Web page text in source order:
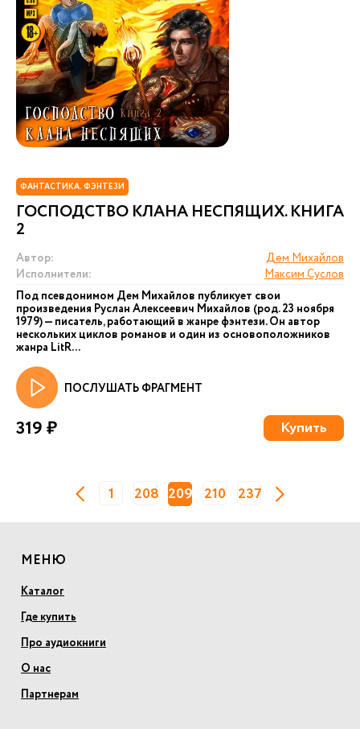
ФАНТАСТИКА. ФЭНТЕЗИ
ГОСПОДСТВО КЛАНА НЕСПЯЩИХ. КНИГА
2
Автор:
Дем Михайлов
Исполнители:
Максим Суслов
Под псевдонимом Дем Михайлов публикует свои
произведения Руслан Алексеевич Михайлов (род. 23 ноября
1979) — писатель, работающий в жанре фэнтези. Он автор
нескольких циклов романов и один из основоположников
жанра LitR...
ПОСЛУШАТЬ ФРАГМЕНТ
319 ₽ Купить
1 208 209 210 237
МЕНЮ
Каталог
Где купить
Про аудиокниги
О нас
Партнерам